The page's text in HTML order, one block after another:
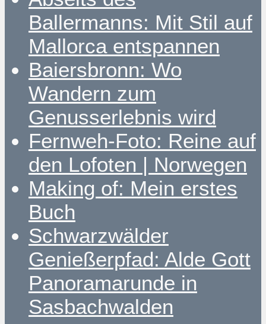
Ballermanns: Mit Stil auf
Mallorca entspannen
Baiersbronn: Wo
Wandern zum
Genusserlebnis wird
Fernweh-Foto: Reine auf
den Lofoten | Norwegen
Making of: Mein erstes
Buch
Schwarzwälder
Genießerpfad: Alde Gott
Panoramarunde in
Sasbachwalden